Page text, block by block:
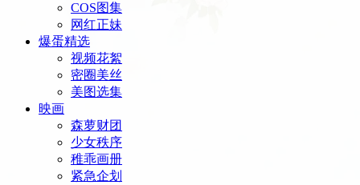
COS图集
网红正妹
爆蛋精选
视频花絮
密圈美丝
美图选集
映画
森萝财团
少女秩序
稚乖画册
紧急企划